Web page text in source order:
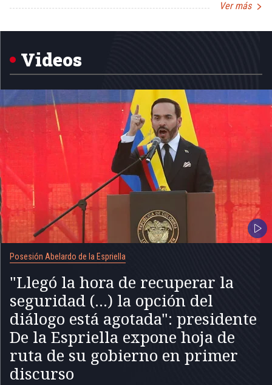
Ver más
Videos
Posesión Abelardo de la Espriella
"Llegó la hora de recuperar la
seguridad (...) la opción del
diálogo está agotada": presidente
De la Espriella expone hoja de
ruta de su gobierno en primer
discurso